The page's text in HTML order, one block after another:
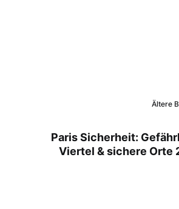
Ältere
Paris Sicherheit:
Viertel & sichere Orte